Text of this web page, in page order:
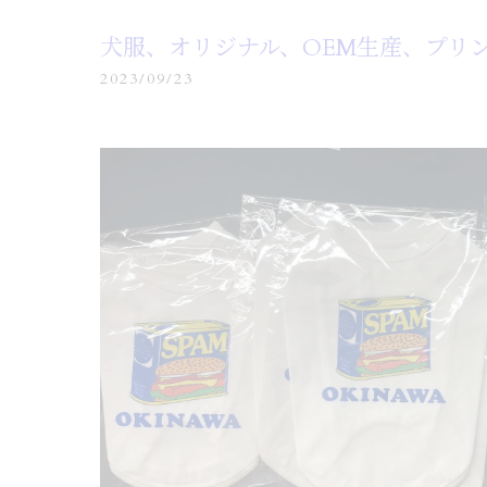
犬服、オリジナル、OEM生産、プリ
2023/09/23